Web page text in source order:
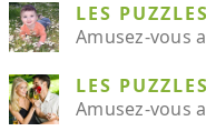
LES
Amusez-vous
LES
Amusez-vous